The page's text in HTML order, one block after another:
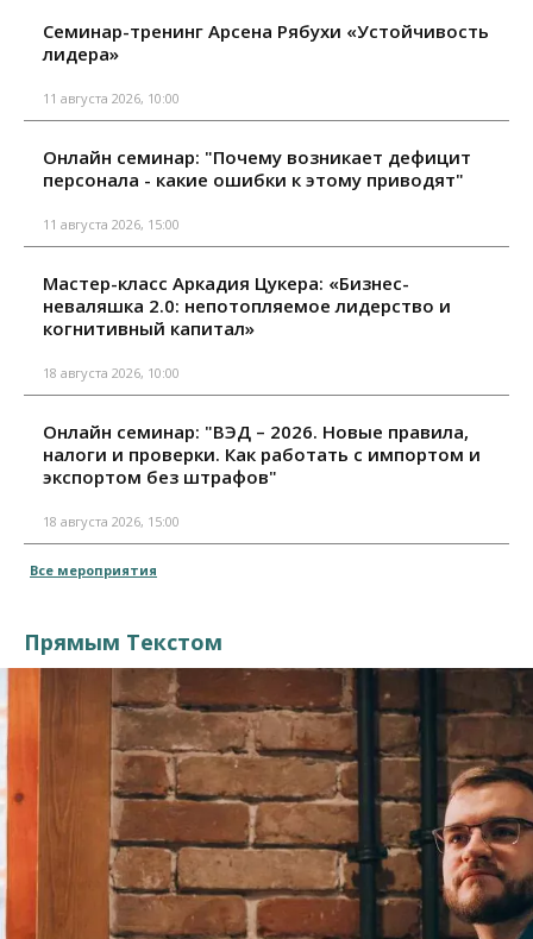
Семинар-тренинг Арсена Рябухи «Устойчивость
лидера»
11 августа 2026, 10:00
Онлайн семинар: "Почему возникает дефицит
персонала - какие ошибки к этому приводят"
11 августа 2026, 15:00
Мастер-класс Аркадия Цукера: «Бизнес-
неваляшка 2.0: непотопляемое лидерство и
когнитивный капитал»
18 августа 2026, 10:00
Онлайн семинар: "ВЭД – 2026. Новые правила,
налоги и проверки. Как работать с импортом и
экспортом без штрафов"
18 августа 2026, 15:00
Все мероприятия
Прямым Текстом